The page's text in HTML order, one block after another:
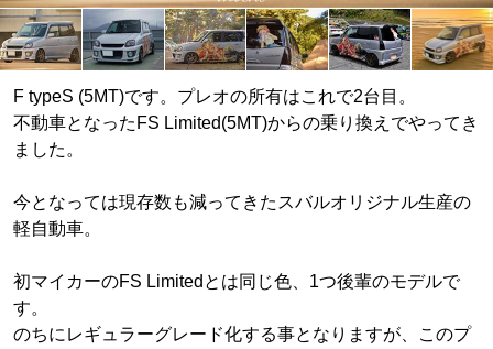
F typeS (5MT)です。プレオの所有はこれで2台目。
不動車となったFS Limited(5MT)からの乗り換えでやってき
ました。
今となっては現存数も減ってきたスバルオリジナル生産の
軽自動車。
初マイカーのFS Limitedとは同じ色、1つ後輩のモデルで
す。
のちにレギュラーグレード化する事となりますが、このプ